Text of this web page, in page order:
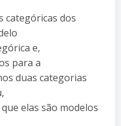
categóricas dos
e,
para a
duas categorias
elas são modelos